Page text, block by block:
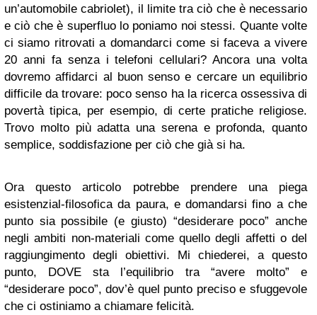
un’automobile cabriolet), il limite tra ciò che è necessario
e ciò che è superfluo lo poniamo noi stessi. Quante volte
ci siamo ritrovati a domandarci come si faceva a vivere
20 anni fa senza i telefoni cellulari? Ancora una volta
dovremo affidarci al buon senso e cercare un equilibrio
difficile da trovare: poco senso ha la ricerca ossessiva di
povertà tipica, per esempio, di certe pratiche religiose.
Trovo molto più adatta una serena e profonda, quanto
semplice, soddisfazione per ciò che già si ha.
Ora questo articolo potrebbe prendere una piega
esistenzial-filosofica da paura, e domandarsi fino a che
punto sia possibile (e giusto) “desiderare poco” anche
negli ambiti non-materiali come quello degli affetti o del
raggiungimento degli obiettivi. Mi chiederei, a questo
punto, DOVE sta l’equilibrio tra “avere molto” e
“desiderare poco”, dov’è quel punto preciso e sfuggevole
che ci ostiniamo a chiamare felicità.